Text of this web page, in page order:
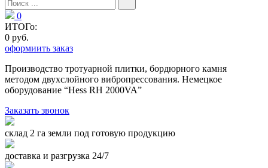
0
ИТОГо:
0 руб.
оформиить заказ
Производство тротуарной плитки, бордюрного камня
методом двухслойного вибропресcования. Немецкое
оборудование “Hess RH 2000VA”
Заказать звонок
склад 2 га земли под готовую продукцию
доставка и разгрузка 24/7